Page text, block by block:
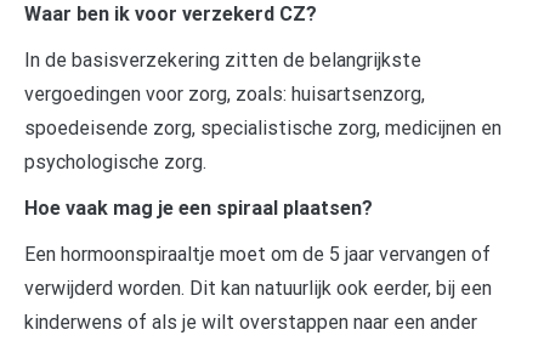
Waar ben ik voor verzekerd CZ?
In de basisverzekering zitten de belangrijkste
vergoedingen voor zorg, zoals: huisartsenzorg,
spoedeisende zorg, specialistische zorg, medicijnen en
psychologische zorg.
Hoe vaak mag je een spiraal plaatsen?
Een hormoonspiraaltje moet om de 5 jaar vervangen of
verwijderd worden. Dit kan natuurlijk ook eerder, bij een
kinderwens of als je wilt overstappen naar een ander